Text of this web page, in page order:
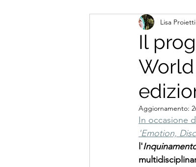
CafèLab Amico di
Il
World
Lisa Proietti
Aggiornamento:
In occasione
'Emotion,
l'